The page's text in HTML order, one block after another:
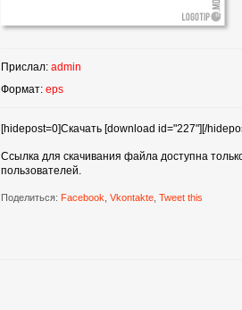
Прислал: admin
Формат: eps
[hidepost=0]Скачать [download id="227"][/
Ссылка для скачивания файла доступна
пользователей.
Поделиться: Facebook Vkontakte, Tweet this